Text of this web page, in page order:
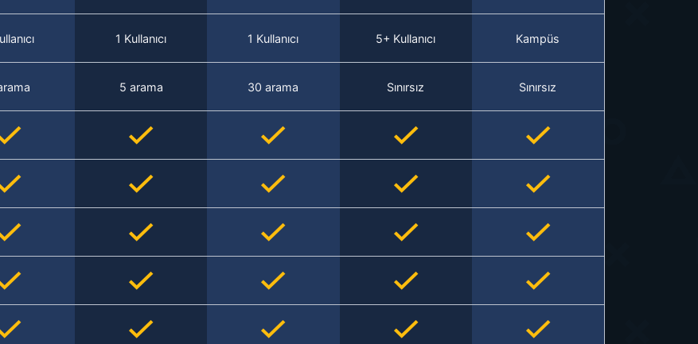
1 Kullanıcı 1 Kullanıcı 5+ Kullanıcı Kampüs
5 arama 30 arama Sınırsız Sınırsız